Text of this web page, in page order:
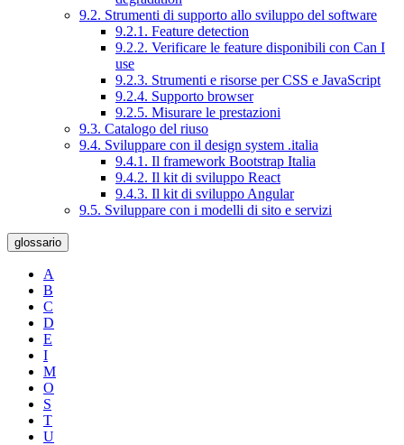
9.2. Strumenti di supporto allo sviluppo del software
9.2.1. Feature detection
9.2.2. Verificare le feature disponibili con Can I
use
9.2.3. Strumenti e risorse per CSS e JavaScript
9.2.4. Supporto browser
9.2.5. Misurare le prestazioni
9.3. Catalogo del riuso
9.4. Sviluppare con il design system .italia
9.4.1. Il framework Bootstrap Italia
9.4.2. Il kit di sviluppo React
9.4.3. Il kit di sviluppo Angular
9.5. Sviluppare con i modelli di sito e servizi
glossario
A
B
C
D
E
I
M
O
S
T
U